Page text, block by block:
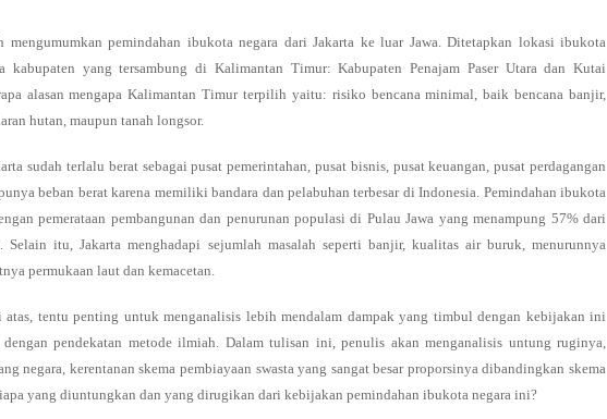
mengumumkan pemindahan ibukota negara dari Jakarta ke luar Jawa. Ditetapkan lokasi ibukota
kabupaten yang tersambung di Kalimantan Timur: Kabupaten Penajam Paser Utara dan Kutai
alasan mengapa Kalimantan Timur terpilih yaitu: risiko bencana minimal, baik bencana banjir,
hutan, maupun tanah longsor.
sudah terlalu berat sebagai pusat pemerintahan, pusat bisnis, pusat keuangan, pusat perdagangan
beban berat karena memiliki bandara dan pelabuhan terbesar di Indonesia. Pemindahan ibukota
pemerataan pembangunan dan penurunan populasi di Pulau Jawa yang menampung 57% dari
itu, Jakarta menghadapi sejumlah masalah seperti banjir, kualitas air buruk, menurunnya
permukaan laut dan kemacetan.
tentu penting untuk menganalisis lebih mendalam dampak yang timbul dengan kebijakan ini
pendekatan metode ilmiah. Dalam tulisan ini, penulis akan menganalisis untung ruginya,
negara, kerentanan skema pembiayaan swasta yang sangat besar proporsinya dibandingkan skema
yang diuntungkan dan yang dirugikan dari kebijakan pemindahan ibukota negara ini?